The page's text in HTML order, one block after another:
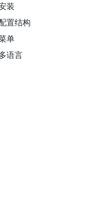
装
置结构
单
语言